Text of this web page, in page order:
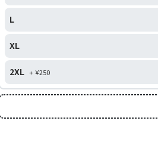
L
XL
2XL + ¥250